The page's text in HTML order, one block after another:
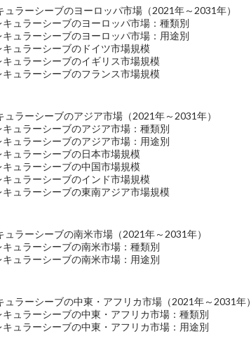
ュラーシーブのヨーロッパ市場（2021年～2031年）
ュラーシーブのヨーロッパ市場：種類別
ュラーシーブのヨーロッパ市場：用途別
ュラーシーブのドイツ市場規模
ュラーシーブのイギリス市場規模
ュラーシーブのフランス市場規模
ュラーシーブのアジア市場（2021年～2031年）
ュラーシーブのアジア市場：種類別
ュラーシーブのアジア市場：用途別
ュラーシーブの日本市場規模
ュラーシーブの中国市場規模
ュラーシーブのインド市場規模
ュラーシーブの東南アジア市場規模
ュラーシーブの南米市場（2021年～2031年）
ュラーシーブの南米市場：種類別
ュラーシーブの南米市場：用途別
ュラーシーブの中東・アフリカ市場（2021年～2031年）
ュラーシーブの中東・アフリカ市場：種類別
ュラーシーブの中東・アフリカ市場：用途別